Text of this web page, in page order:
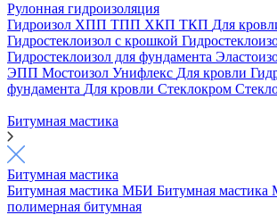
Рулонная гидроизоляция
Гидроизол ХПП ТПП ХКП ТКП Для
Гидростеклоизол с крошкой
Гидростеклоизол для фундамента
ЭПП Мостоизол Унифлекс Для кровли
фундамента Для кровли Стеклокром
Битумная мастика
Битумная мастика
Битумная мастика МБИ Битумная
полимерная битумная